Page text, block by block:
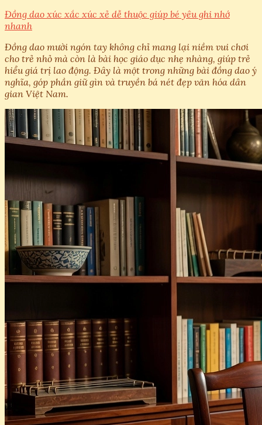
Đồng dao xúc xắc xúc xẻ dễ thuộc giúp bé yêu ghi nhớ
nhanh
Đồng dao mười ngón tay không chỉ mang lại niềm vui chơi
cho trẻ nhỏ mà còn là bài học giáo dục nhẹ nhàng, giúp trẻ
hiểu giá trị lao động. Đây là một trong những bài đồng dao ý
nghĩa, góp phần giữ gìn và truyền bá nét đẹp văn hóa dân
gian Việt Nam.